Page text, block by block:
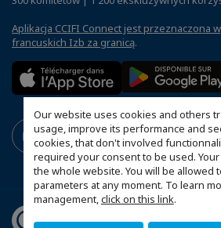
Our website uses cookies and others
usage, improve its performance and
cookies, that don't involved
required your consent to be used.
the whole website. You will be allowed
parameters at any moment. To learn
management,click on this link.
Aplikacja CCIFI Connect jest przeznaczona
francuskich Izb za granicą.